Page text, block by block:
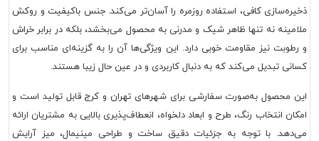
ذخیره‌سازی کافی، استفاده روزمره را آسان‌تر می‌کند. جنس باکیفیت و روکش
ملامینه نه تنها ظاهر شیک و مدرنی به محصول می‌بخشد، بلکه در برابر خراش
و رطوبت نیز مقاومت خوبی دارد. این ویژگی‌ها آن را به گزینه‌ای مناسب برای
کسانی تبدیل می‌کند که به دنبال کاربردی و در عین حال زیبا هستند.
این محصول به‌صورت سفارشی برای شهرهای تهران و کرج قابل تولید است و
امکان انتخاب رنگ، طرح و ابعاد دلخواه، انعطاف‌پذیری بالایی به مشتریان ارائه
می‌دهد. با توجه به جزئیات دقیق ساخت و طراحی مینیمال، میز آرایش